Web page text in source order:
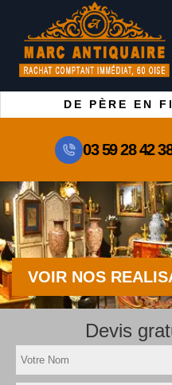
DE PÈRE EN
03 59 28 42 38
VOIR NOS
Devis